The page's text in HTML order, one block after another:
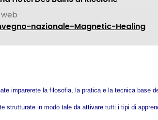
nazionale-Magnetic-Healing
imparerete la filosofia, la pratica e la tecnica base
strutturate in modo tale da attivare tutti i tipi di